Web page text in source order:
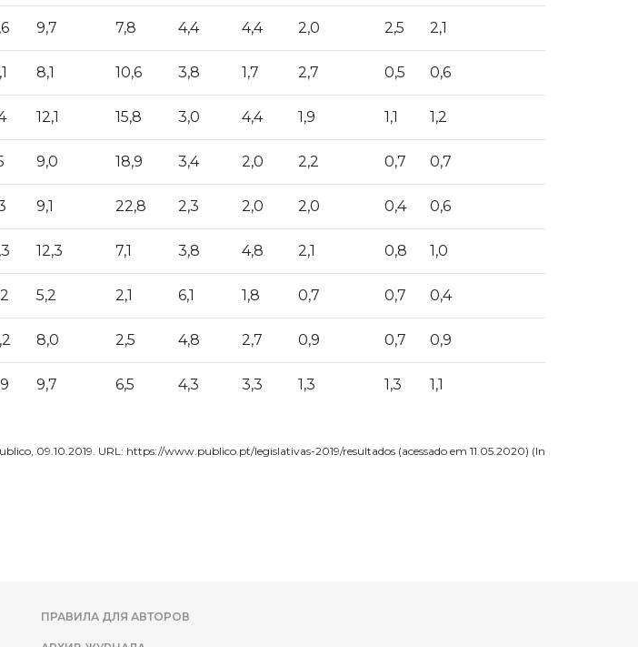
9,7 7,8 4,4 4,4 2,0 2,5 2,1
8,1 10,6 3,8 1,7 2,7 0,5 0,6
12,1 15,8 3,0 4,4 1,9 1,1 1,2
9,0 18,9 3,4 2,0 2,2 0,7 0,7
9,1 22,8 2,3 2,0 2,0 0,4 0,6
12,3 7,1 3,8 4,8 2,1 0,8 1,0
5,2 2,1 6,1 1,8 0,7 0,7 0,4
8,0 2,5 4,8 2,7 0,9 0,7 0,9
9,7 6,5 4,3 3,3 1,3 1,3 1,1
09.10.2019. URL: https://www.publico.pt/legislativas-2019/resultados (acessado em 11.05.2020) (In
ПРАВИЛА ДЛЯ АВТОРОВ